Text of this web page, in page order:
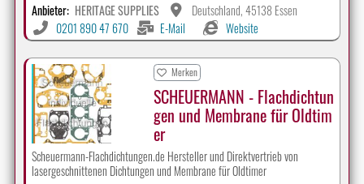
Anbieter: HERITAGE SUPPLIES
Deutschland, 45138 Essen
0201 890 47 670
E-Mail Website
Merken
SCHEUERMANN - Flachdichtun
gen und Membrane für Oldtim
er
Scheuermann-Flachdichtungen.de Hersteller und Direktvertrieb von
lasergeschnittenen Dichtungen und Membrane für Oldtimer